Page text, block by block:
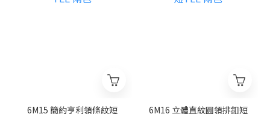
6M15 簡約亨利領條紋短
6M16 立體直紋圓領排釦短